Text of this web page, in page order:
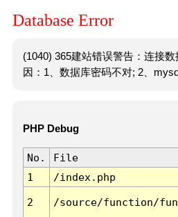
Database Error
(1040) 365建站错误警告：连接
因：1、数据库密码不对; 2、
PHP Debug
No. File
1
/index.php
2 /source/function/